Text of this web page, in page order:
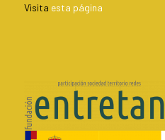
Visita esta página